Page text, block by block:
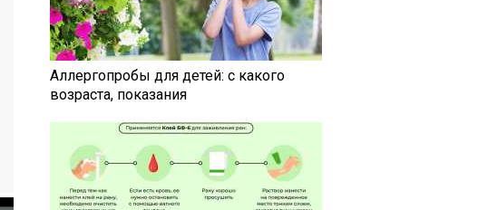
Аллергопробы для детей: с какого
возраста, показания